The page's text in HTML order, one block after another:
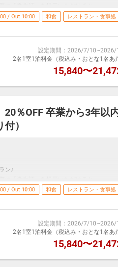
でご宿泊いただけます！
物■
①～③をお持ちの方がいらっしゃいました
は通常料金となり、宿泊料金が上がりま
盛付き）一の湯ならではの創作和食
仕入れ状況によって急遽変わる場合がござ
間)付き
ます。
処にてご用意。
としております。
は別メニューにてご用意いたします
/ Out 10:00 和食 レストラン・食事処
設定期間 ： 2026/7/10~2026/
2名1室1泊料金（税込み・おとな1名あ
15,840〜
20％OFF 卒業から3年以
）
ン♪
でご宿泊いただけます！
物■
①～③をお持ちの方がいらっしゃいました
は通常料金となり、宿泊料金が上がりま
/ Out 10:00 和食 レストラン・食事処
設定期間 ： 2026/7/10~2026/
2名1室1泊料金（税込み・おとな1名あ
15,840〜